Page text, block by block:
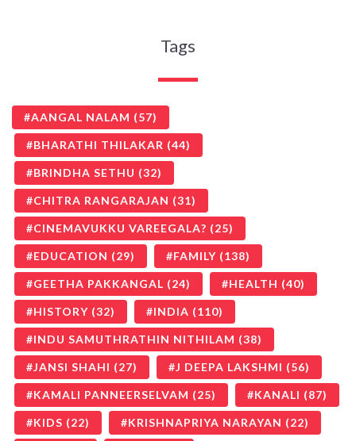
Tags
AANGAL NALAM (57)
BHARATHI THILAKAR (44)
BRINDHA SETHU (32)
CHITRA RANGARAJAN (31)
CINEMAVUKKU VAREEGALA? (25)
EDUCATION (29) FAMILY (138)
GEETHA PAKKANGAL (24) HEALTH (40)
HISTORY (32) INDIA (110)
INDU SAMUTHRATHIN NITHILAM (38)
JANSI SHAHI (27) J DEEPA LAKSHMI (56)
KAMALI PANNEERSELVAM (25) KANALI (87)
KIDS (22) KRISHNAPRIYA NARAYAN (22)